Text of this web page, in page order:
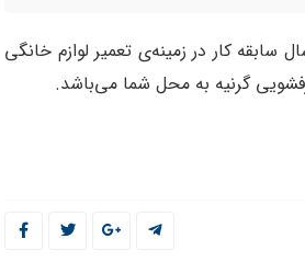
دارا بودن بیش از 50 سال سابقه کار در زمینه‌ی تعمیر لوازم خانگی
گرنیه به محل شما می‌باشد.